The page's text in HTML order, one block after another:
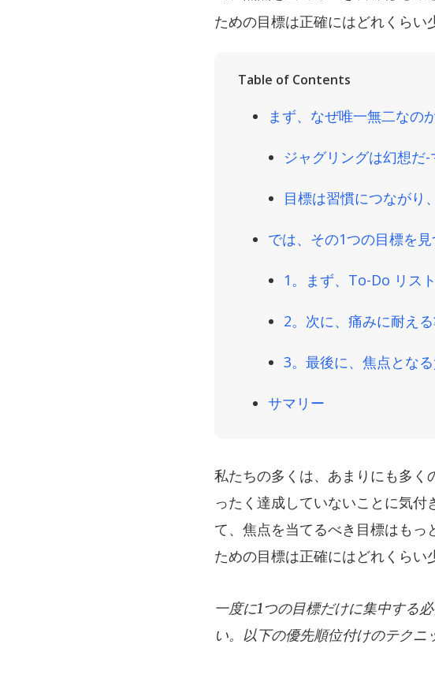
ための目標は正確にはどれくらい
Table of Contents
まず、なぜ唯一無二なの
ジャグリングは幻想だ
目標は習慣につながり
では、その1つの目標を見
1。まず、To-Do リス
2。次に、痛みに耐え
3。最後に、焦点とな
サマリー
私たちの多くは、あまりにも多く
ったく達成していないことに気
て、焦点を当てるべき目標はも
ための目標は正確にはどれくらい
一度に1つの目標だけに集中する
い。以下の優先順位付けのテクニ